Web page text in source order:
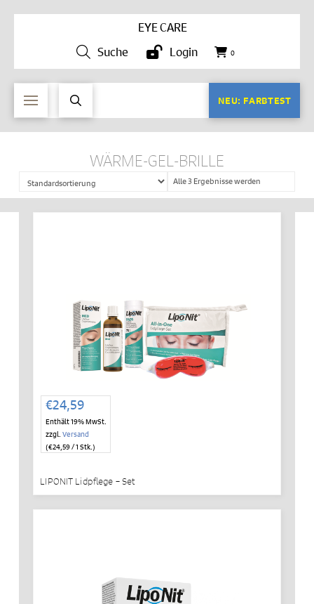
EYE CARE
Suche
Login 0
NEU: FARBTEST
WÄRME-GEL-BRILLE
Alle 3 Ergebnisse werden
angezeigt
€24,59
Enthält 19% MwSt.
zzgl. Versand
(€24,59/ 1 Stk.)
LIPONIT Lidpflege – Set
IN DEN WARENKORB